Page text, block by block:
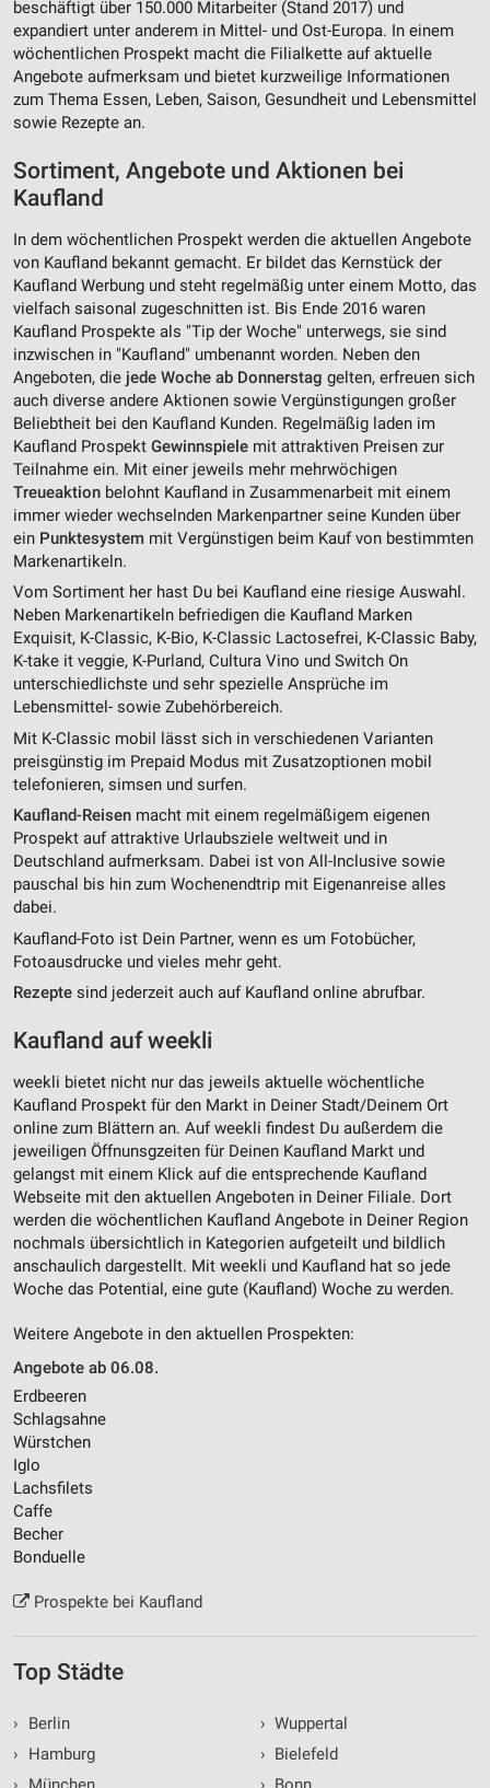
beschäftigt über 150.000 Mitarbeiter (Stand 2017) und
expandiert unter anderem in Mittel- und Ost-Europa. In einem
wöchentlichen Prospekt macht die Filialkette auf aktuelle
Angebote aufmerksam und bietet kurzweilige Informationen
zum Thema Essen, Leben, Saison, Gesundheit und Lebensmittel
sowie Rezepte an.
Sortiment, Angebote und Aktionen bei
Kaufland
In dem wöchentlichen Prospekt werden die aktuellen Angebote
von Kaufland bekannt gemacht. Er bildet das Kernstück der
Kaufland Werbung und steht regelmäßig unter einem Motto, das
vielfach saisonal zugeschnitten ist. Bis Ende 2016 waren
Kaufland Prospekte als "Tip der Woche" unterwegs, sie sind
inzwischen in "Kaufland" umbenannt worden. Neben den
Angeboten, die jede Woche ab Donnerstag gelten, erfreuen sich
auch diverse andere Aktionen sowie Vergünstigungen großer
Beliebtheit bei den Kaufland Kunden. Regelmäßig laden im
Kaufland Prospekt Gewinnspiele mit attraktiven Preisen zur
Teilnahme ein. Mit einer jeweils mehr mehrwöchigen
Treueaktion belohnt Kaufland in Zusammenarbeit mit einem
immer wieder wechselnden Markenpartner seine Kunden über
ein Punktesystem mit Vergünstigen beim Kauf von bestimmten
Markenartikeln.
Vom Sortiment her hast Du bei Kaufland eine riesige Auswahl.
Neben Markenartikeln befriedigen die Kaufland Marken
Exquisit, K-Classic, K-Bio, K-Classic Lactosefrei, K-Classic Baby,
K-take it veggie, K-Purland, Cultura Vino und Switch On
unterschiedlichste und sehr spezielle Ansprüche im
Lebensmittel- sowie Zubehörbereich.
Mit K-Classic mobil lässt sich in verschiedenen Varianten
preisgünstig im Prepaid Modus mit Zusatzoptionen mobil
telefonieren, simsen und surfen.
Kaufland-Reisen macht mit einem regelmäßigem eigenen
Prospekt auf attraktive Urlaubsziele weltweit und in
Deutschland aufmerksam. Dabei ist von All-Inclusive sowie
pauschal bis hin zum Wochenendtrip mit Eigenanreise alles
dabei.
Kaufland-Foto ist Dein Partner, wenn es um Fotobücher,
Fotoausdrucke und vieles mehr geht.
Rezepte sind jederzeit auch auf Kaufland online abrufbar.
Kaufland auf weekli
weekli bietet nicht nur das jeweils aktuelle wöchentliche
Kaufland Prospekt für den Markt in Deiner Stadt/Deinem Ort
online zum Blättern an. Auf weekli findest Du außerdem die
jeweiligen Öffnunsgzeiten für Deinen Kaufland Markt und
gelangst mit einem Klick auf die entsprechende Kaufland
Webseite mit den aktuellen Angeboten in Deiner Filiale. Dort
werden die wöchentlichen Kaufland Angebote in Deiner Region
nochmals übersichtlich in Kategorien aufgeteilt und bildlich
anschaulich dargestellt. Mit weekli und Kaufland hat so jede
Woche das Potential, eine gute (Kaufland) Woche zu werden.
Weitere Angebote in den aktuellen Prospekten:
Angebote ab 06.08.
Erdbeeren
Schlagsahne
Würstchen
Iglo
Lachsfilets
Caffe
Becher
Bonduelle
Prospekte bei Kaufland
Top Städte
›
Berlin
›
Hamburg
› Wuppertal
› Bielefeld